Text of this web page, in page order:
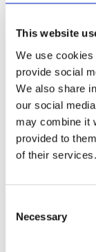
This website
We use
provide social
We also share
our social
may combine it
provided to
of their services.
Selection
Necessary
MODELS
HST 4,5 bar